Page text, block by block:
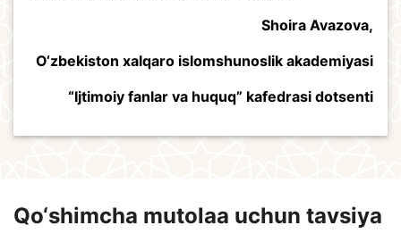
Shoira Avazova,
O‘zbekiston xalqaro islomshunoslik akademiyasi
“Ijtimoiy fanlar va huquq” kafedrasi dotsenti
Qo‘shimcha mutolaa uchun tavsiya